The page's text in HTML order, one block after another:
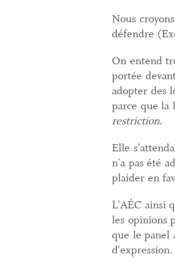
Nous
défendre
On entend
portée
adopter des
parce que la
restriction.
Elle
n'a pas été
plaider en
L'AÉC ainsi
les opinions
que le panel
d'expression.